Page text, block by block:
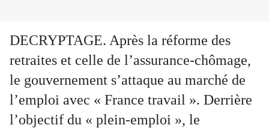
DECRYPTAGE. Après la réforme des
retraites et celle de l’assurance-chômage,
le gouvernement s’attaque au marché de
l’emploi avec « France travail ». Derrière
l’objectif du « plein-emploi », le